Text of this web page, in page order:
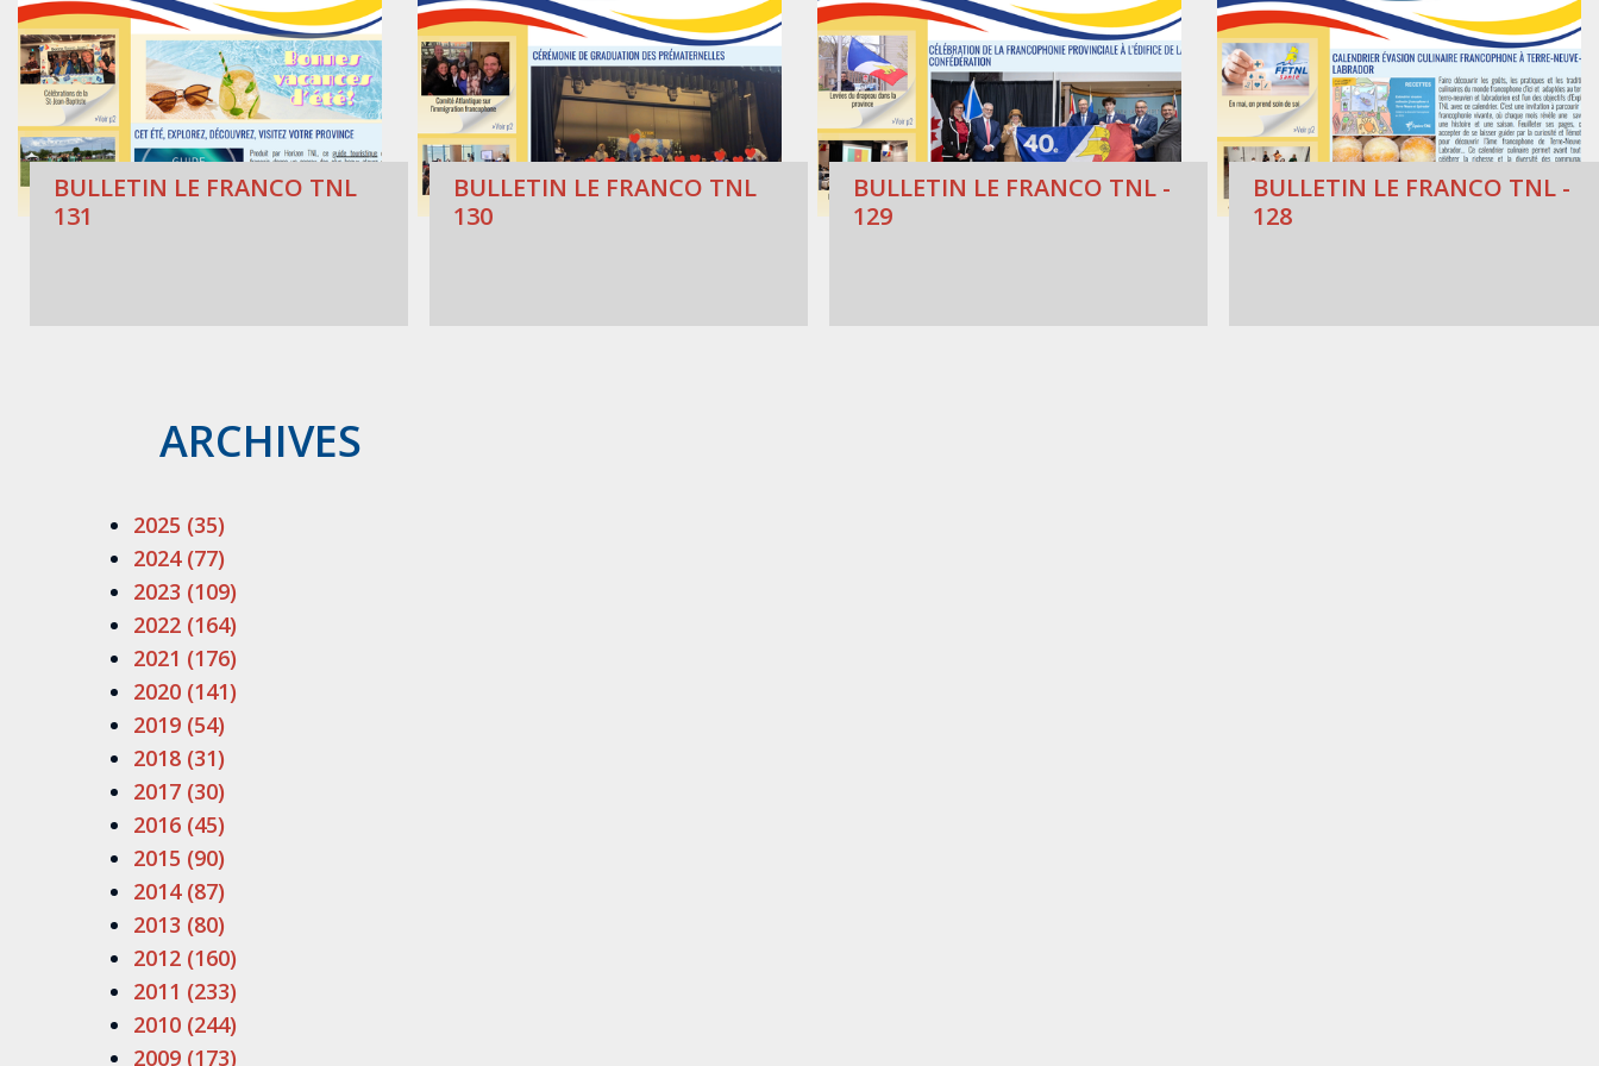
BULLETIN LE FRANCO TNL
131
BULLETIN LE FRANCO TNL
130
BULLETIN LE FRANCO TNL -
129
BULLETIN LE FRANCO TNL -
128
ARCHIVES
2025 (35)
2024 (77)
2023 (109)
2022 (164)
2021 (176)
2020 (141)
2019 (54)
2018 (31)
2017 (30)
2016 (45)
2015 (90)
2014 (87)
2013 (80)
2012 (160)
2011 (233)
2010 (244)
2009 (173)